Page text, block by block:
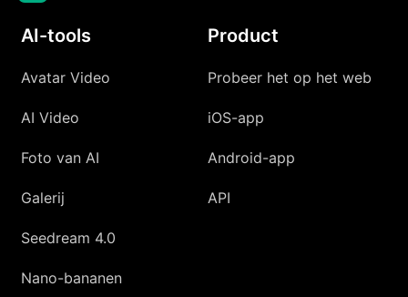
AI-tools
Avatar Video
AI Video
Foto van AI
Galerij
Seedream 4.0
Nano-bananen
Product
Probeer het op het web
iOS-app
Android-app
API